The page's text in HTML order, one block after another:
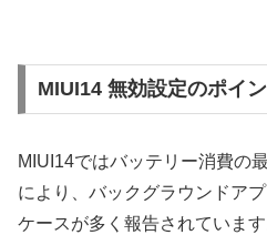
MIUI14 無効設定のポイ
MIUI14ではバッテリー消費の
により、バックグラウンドア
ケースが多く報告されています